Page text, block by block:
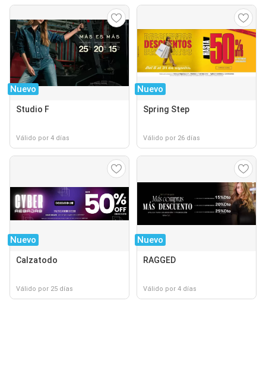
Nuevo
Studio F
Válido por 4 días
Nuevo
Spring Step
Válido por 26 días
Nuevo
Calzatodo
Válido por 25 días
Nuevo
RAGGED
Válido por 4 días